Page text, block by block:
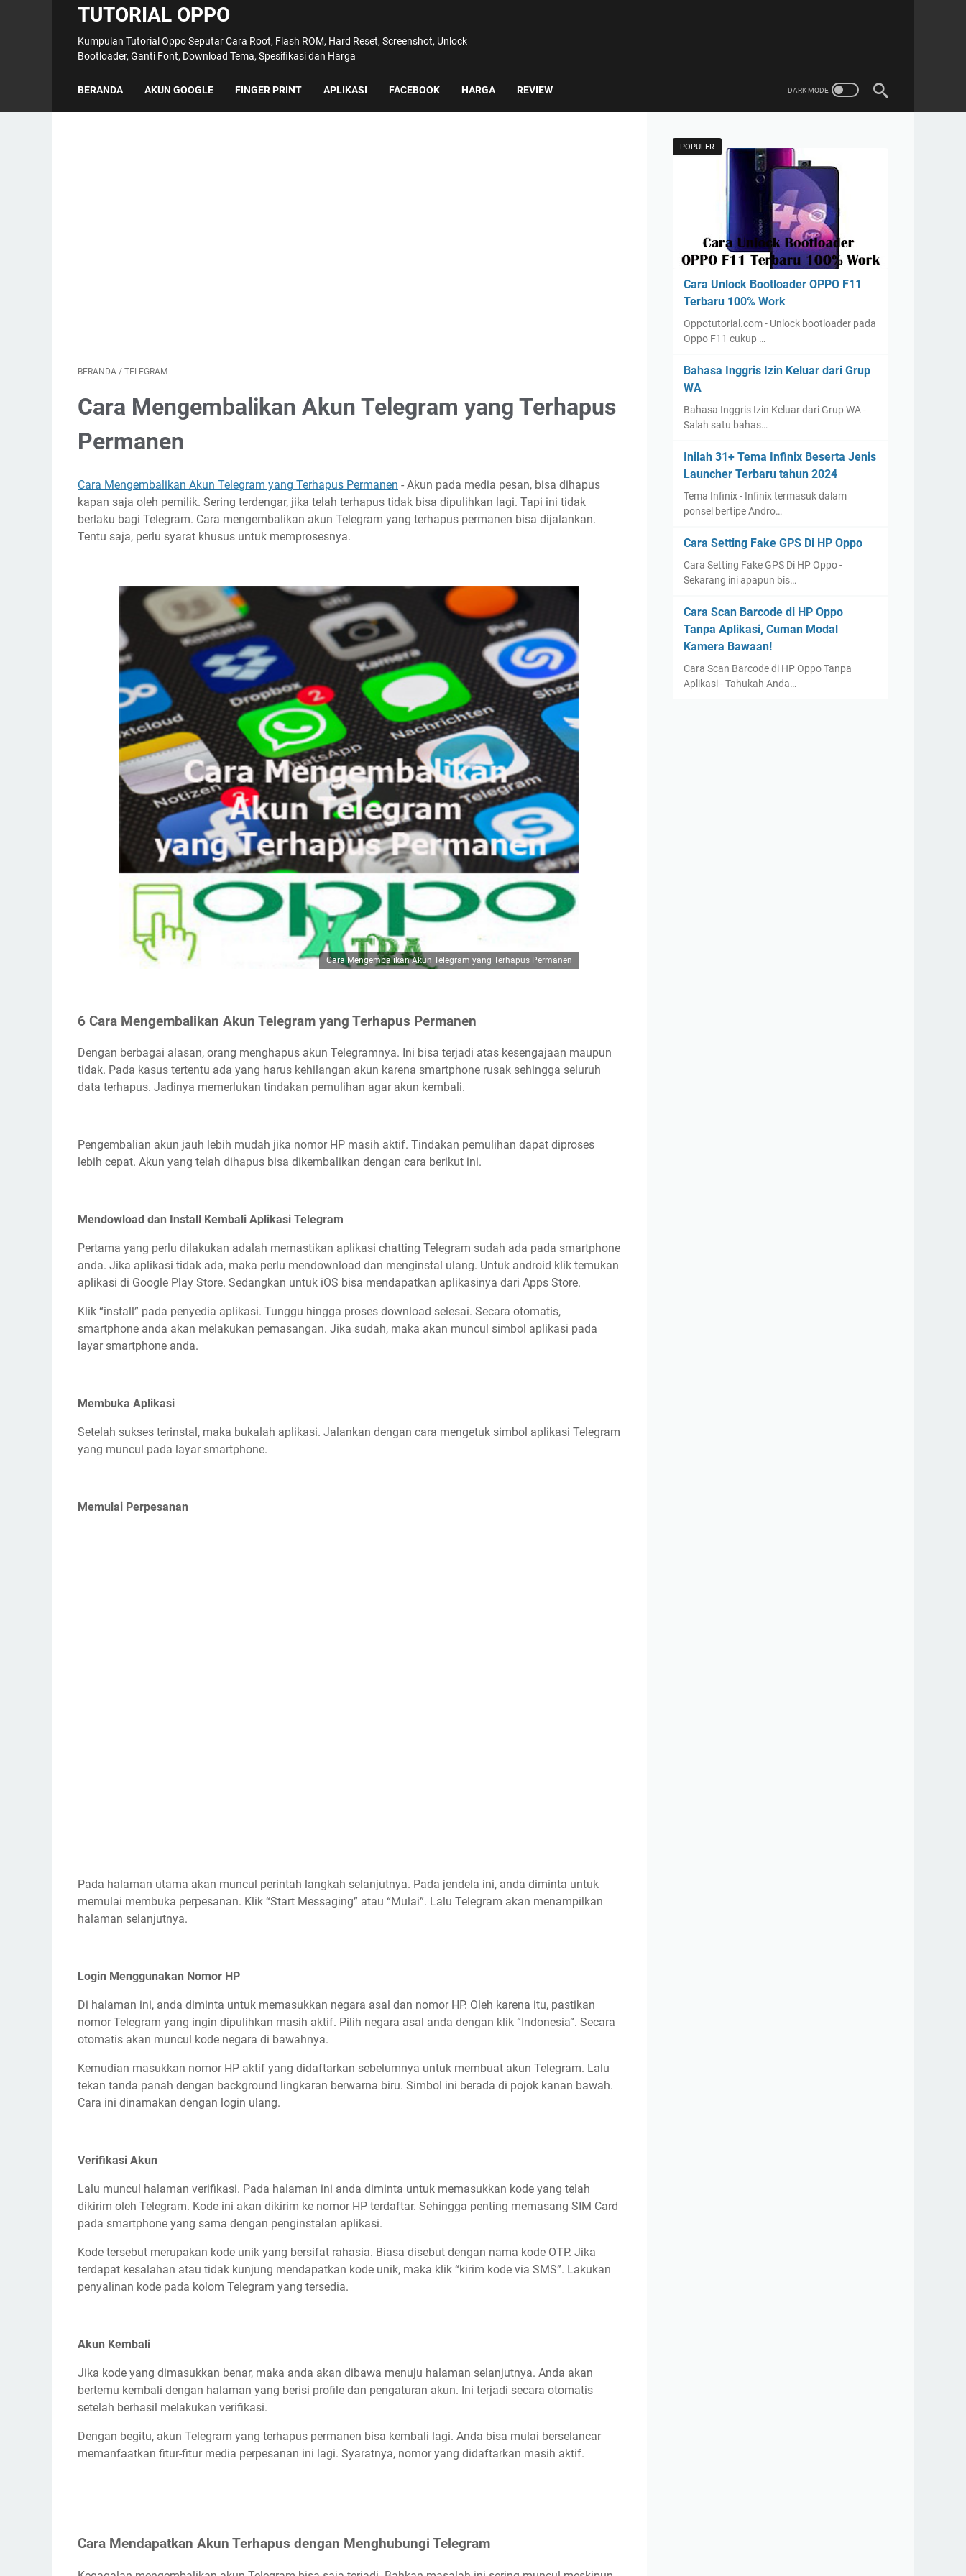
TUTORIAL OPPO
Kumpulan Tutorial Oppo Seputar Cara Root, Flash ROM, Hard Reset, Screenshot, Unlock
Bootloader, Ganti Font, Download Tema, Spesifikasi dan Harga
BERANDA AKUN GOOGLE FINGER PRINT APLIKASI FACEBOOK HARGA REVIEW
BERANDA / TELEGRAM
Cara Mengembalikan Akun Telegram yang Terhapus
Permanen
Cara Mengembalikan Akun Telegram yang Terhapus Permanen - Akun pada media pesan, bisa dihapus
kapan saja oleh pemilik. Sering terdengar, jika telah terhapus tidak bisa dipulihkan lagi. Tapi ini tidak
berlaku bagi Telegram. Cara mengembalikan akun Telegram yang terhapus permanen bisa dijalankan.
Tentu saja, perlu syarat khusus untuk memprosesnya.
Cara Mengembalikan Akun Telegram yang Terhapus Permanen
6 Cara Mengembalikan Akun Telegram yang Terhapus Permanen
Dengan berbagai alasan, orang menghapus akun Telegramnya. Ini bisa terjadi atas kesengajaan maupun
tidak. Pada kasus tertentu ada yang harus kehilangan akun karena smartphone rusak sehingga seluruh
data terhapus. Jadinya memerlukan tindakan pemulihan agar akun kembali.
Pengembalian akun jauh lebih mudah jika nomor HP masih aktif. Tindakan pemulihan dapat diproses
lebih cepat. Akun yang telah dihapus bisa dikembalikan dengan cara berikut ini.
Mendowload dan Install Kembali Aplikasi Telegram
Pertama yang perlu dilakukan adalah memastikan aplikasi chatting Telegram sudah ada pada smartphone
anda. Jika aplikasi tidak ada, maka perlu mendownload dan menginstal ulang. Untuk android klik temukan
aplikasi di Google Play Store. Sedangkan untuk iOS bisa mendapatkan aplikasinya dari Apps Store.
Klik “install” pada penyedia aplikasi. Tunggu hingga proses download selesai. Secara otomatis,
smartphone anda akan melakukan pemasangan. Jika sudah, maka akan muncul simbol aplikasi pada
layar smartphone anda.
Membuka Aplikasi
Setelah sukses terinstal, maka bukalah aplikasi. Jalankan dengan cara mengetuk simbol aplikasi Telegram
yang muncul pada layar smartphone.
Memulai Perpesanan
Pada halaman utama akan muncul perintah langkah selanjutnya. Pada jendela ini, anda diminta untuk
memulai membuka perpesanan. Klik “Start Messaging” atau “Mulai”. Lalu Telegram akan menampilkan
halaman selanjutnya.
Login Menggunakan Nomor HP
Di halaman ini, anda diminta untuk memasukkan negara asal dan nomor HP. Oleh karena itu, pastikan
nomor Telegram yang ingin dipulihkan masih aktif. Pilih negara asal anda dengan klik “Indonesia”. Secara
otomatis akan muncul kode negara di bawahnya.
Kemudian masukkan nomor HP aktif yang didaftarkan sebelumnya untuk membuat akun Telegram. Lalu
tekan tanda panah dengan background lingkaran berwarna biru. Simbol ini berada di pojok kanan bawah.
Cara ini dinamakan dengan login ulang.
Verifikasi Akun
Lalu muncul halaman verifikasi. Pada halaman ini anda diminta untuk memasukkan kode yang telah
dikirim oleh Telegram. Kode ini akan dikirim ke nomor HP terdaftar. Sehingga penting memasang SIM Card
pada smartphone yang sama dengan penginstalan aplikasi.
Kode tersebut merupakan kode unik yang bersifat rahasia. Biasa disebut dengan nama kode OTP. Jika
terdapat kesalahan atau tidak kunjung mendapatkan kode unik, maka klik “kirim kode via SMS”. Lakukan
penyalinan kode pada kolom Telegram yang tersedia.
Akun Kembali
Jika kode yang dimasukkan benar, maka anda akan dibawa menuju halaman selanjutnya. Anda akan
bertemu kembali dengan halaman yang berisi profile dan pengaturan akun. Ini terjadi secara otomatis
setelah berhasil melakukan verifikasi.
Dengan begitu, akun Telegram yang terhapus permanen bisa kembali lagi. Anda bisa mulai berselancar
memanfaatkan fitur-fitur media perpesanan ini lagi. Syaratnya, nomor yang didaftarkan masih aktif.
Cara Mendapatkan Akun Terhapus dengan Menghubungi Telegram
POPULER
Cara Unlock Bootloader OPPO F11
Terbaru 100% Work
Oppotutorial.com - Unlock bootloader pada
Oppo F11 cukup …
Bahasa Inggris Izin Keluar dari Grup
WA
Bahasa Inggris Izin Keluar dari Grup WA -
Salah satu bahas…
Inilah 31+ Tema Infinix Beserta Jenis
Launcher Terbaru tahun 2024
Tema Infinix - Infinix termasuk dalam
ponsel bertipe Andro…
Cara Setting Fake GPS Di HP Oppo
Cara Setting Fake GPS Di HP Oppo -
Sekarang ini apapun bis…
Cara Scan Barcode di HP Oppo
Tanpa Aplikasi, Cuman Modal
Kamera Bawaan!
Cara Scan Barcode di HP Oppo Tanpa
Aplikasi - Tahukah Anda…